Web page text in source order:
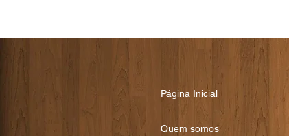
Página Inicial
Quem somos